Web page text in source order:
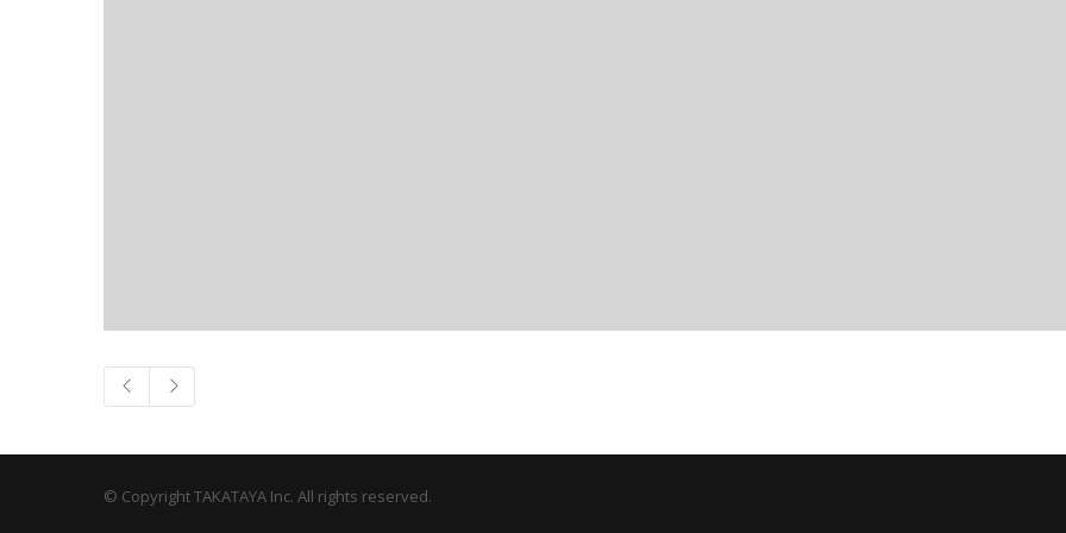
© Copyright TAKATAYA Inc. All rights reserved.